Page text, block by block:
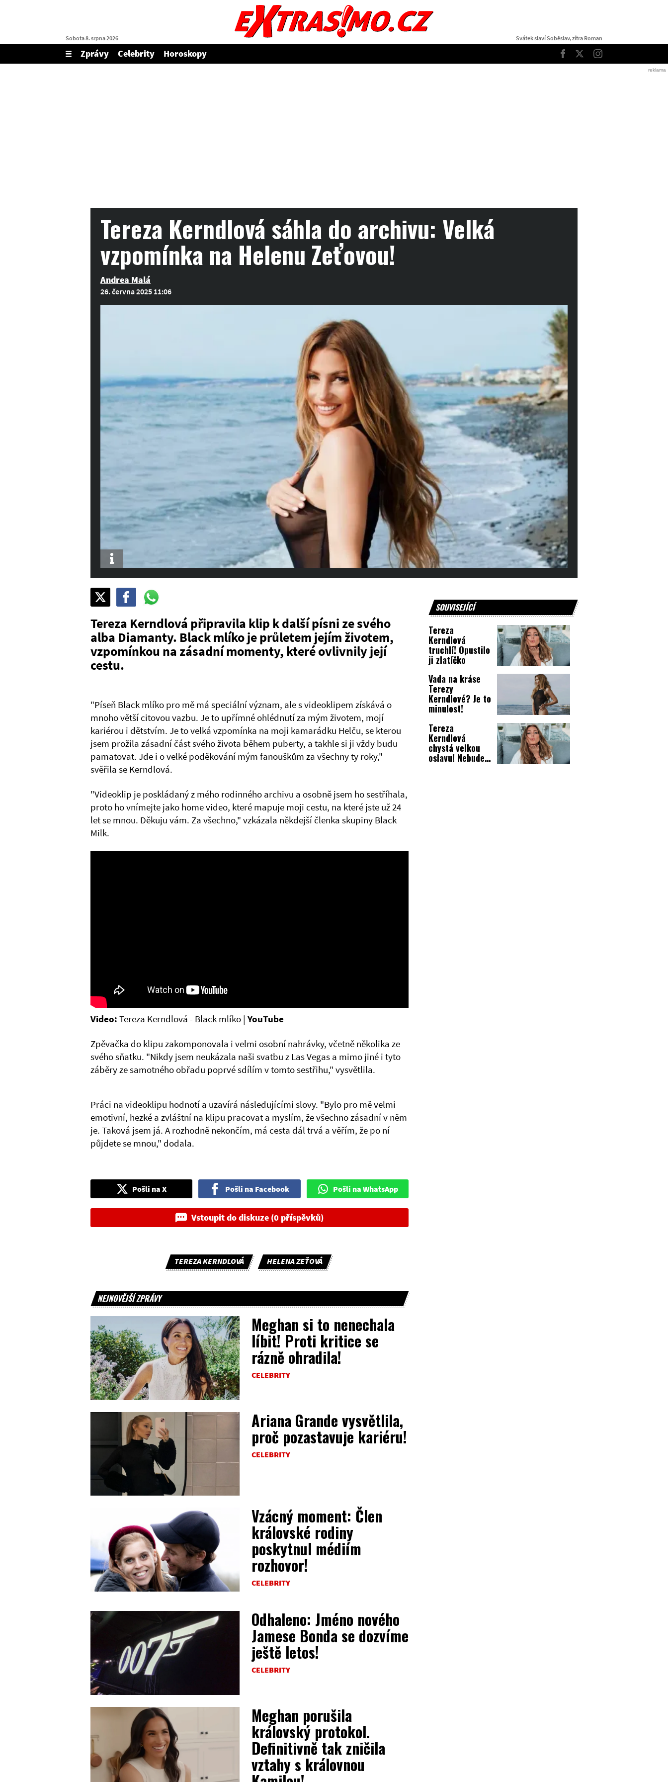
Sobota 8. srpna 2026 Svátek slaví Soběslav, zítra Roman
Zobrazit/skrýt
menu
Zprávy Celebrity
Horoskopy
Facebook
TwitterInstagram
Tereza Kerndlová sáhla do archivu: Velká
vzpomínka na Helenu Zeťovou!
Andrea Malá
26. června 2025 11:06
Info
Pošli
na
Pošli
na
FacebookWhatsAppu
Tereza Kerndlová připravila klip k další písni ze svého
alba Diamanty. Black mlíko je průletem jejím životem,
vzpomínkou na zásadní momenty, které ovlivnily její
cestu.
"Píseň Black mlíko pro mě má speciální význam, ale s videoklipem získává o
mnoho větší citovou vazbu. Je to upřímné ohlédnutí za mým životem, mojí
kariérou i dětstvím. Je to velká vzpomínka na moji kamarádku Helču, se kterou
jsem prožila zásadní část svého života během puberty, a takhle si ji vždy budu
pamatovat. Jde i o velké poděkování mým fanouškům za všechny ty roky,"
svěřila se Kerndlová.
"Videoklip je poskládaný z mého rodinného archivu a osobně jsem ho sestříhala,
proto ho vnímejte jako home video, které mapuje moji cestu, na které jste už 24
let se mnou. Děkuju vám. Za všechno," vzkázala někdejší členka skupiny Black
Milk.
Video: Tereza Kerndlová - Black mlíko | YouTube
Zpěvačka do klipu zakomponovala i velmi osobní nahrávky, včetně několika ze
svého sňatku. "Nikdy jsem neukázala naši svatbu z Las Vegas a mimo jiné i tyto
záběry ze samotného obřadu poprvé sdílím v tomto sestřihu," vysvětlila.
Práci na videoklipu hodnotí a uzavírá následujícími slovy. "Bylo pro mě velmi
emotivní, hezké a zvláštní na klipu pracovat a myslím, že všechno zásadní v něm
je. Taková jsem já. A rozhodně nekončím, má cesta dál trvá a věřím, že po ní
půjdete se mnou," dodala.
Pošli na X Pošli na Facebook Pošli na WhatsApp
Vstoupit do diskuze (0 příspěvků)
TEREZA KERNDLOVÁ HELENA ZEŤOVÁ
NEJNOVĚJŠÍ ZPRÁVY
Meghan si to nenechala
líbit! Proti kritice se
rázně ohradila!
CELEBRITY
Ariana Grande vysvětlila,
proč pozastavuje kariéru!
CELEBRITY
Vzácný moment: Člen
královské rodiny
poskytnul médiím
rozhovor!
CELEBRITY
Odhaleno: Jméno nového
Jamese Bonda se dozvíme
ještě letos!
CELEBRITY
Meghan porušila
královský protokol.
Definitivně tak zničila
vztahy s královnou
SOUVISEJÍCÍ
Tereza
Kerndlová
truchlí! Opustilo
ji zlatíčko
Vada na kráse
Terezy
Kerndlové? Je to
minulost!
Tereza
Kerndlová
chystá velkou
oslavu! Nebude